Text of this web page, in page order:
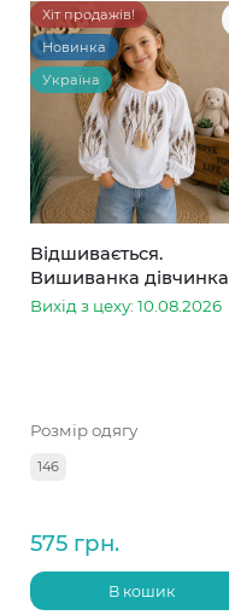
Хіт продажів!
Новинка
Україна
Відшивається.
Вишиванка дівчинка
колоски
Вихід з цеху: 10.08.2026
Розмір одягу
146
575 грн.
В кошик